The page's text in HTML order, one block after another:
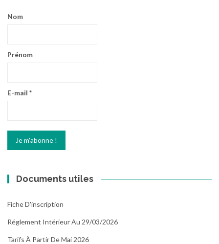
Nom
Prénom
E-mail *
Documents utiles
Fiche D'inscription
Réglement Intérieur Au 29/03/2026
Tarifs À Partir De Mai 2026